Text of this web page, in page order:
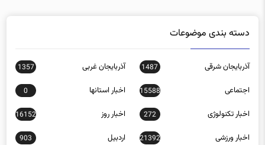
دسته بندی موضوعات
آذربایجان شرقی 1487 آذربایجان غربی 1357
اجتماعی 15588 اخبار استانها 0
اخبار تکنولوژی 272 اخبار روز 16152
اخبار ورزشی 21392 اردبیل 903